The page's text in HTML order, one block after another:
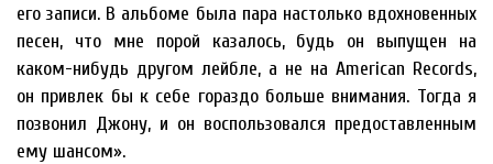
его записи. В альбоме была пара настолько вдохновенных
песен, что мне порой казалось, будь он выпущен на
каком-нибудь другом лейбле, а не на American Records,
он привлек бы к себе гораздо больше внимания. Тогда я
позвонил Джону, и он воспользовался предоставленным
ему шансом».